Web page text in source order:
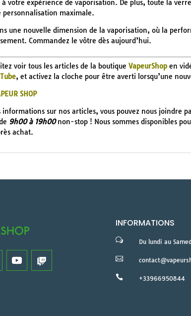
à votre expérience de vaporisation. De plus, toute la
maximale.
une nouvelle dimension de la vaporisation, où la
Commandez le vôtre dès aujourd’hui.
voir tous les articles de la boutique VapeurShopen
, et activez la cloche pour être averti lorsqu’une
SHOP
informations sur nos articles, vous pouvez nous joindre
9h00 à 19h00non-stop ! Nous sommes disponibles
achat.
INFORMATIONS
w Du lundi au

 +33966950844